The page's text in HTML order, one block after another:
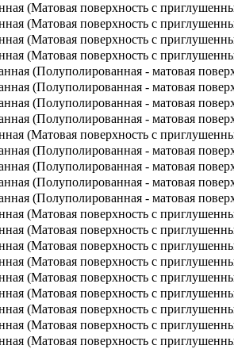
(Матовая поверхность с
(Матовая поверхность с
(Матовая поверхность с
(Матовая поверхность с
(Полуполированная - матовая
(Полуполированная - матовая
(Полуполированная - матовая
(Полуполированная - матовая
(Матовая поверхность с
(Полуполированная - матовая
(Полуполированная - матовая
(Полуполированная - матовая
(Полуполированная - матовая
(Матовая поверхность с
(Матовая поверхность с
(Матовая поверхность с
(Матовая поверхность с
(Матовая поверхность с
(Матовая поверхность с
(Матовая поверхность с
(Матовая поверхность с
(Матовая поверхность с